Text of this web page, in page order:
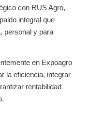
con RUS Agro,
integral que
personal y para
en Expoagro
la eficiencia, integrar
rentabilidad